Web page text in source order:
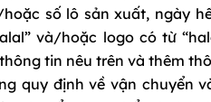
số lô sản xuất, ngày
và/hoặc logo có từ
tin nêu trên và thêm
quy định về vận chuyển